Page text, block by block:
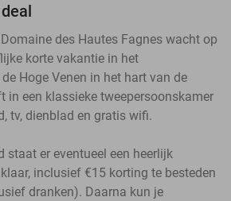
des Hautes Fagnes wacht op
korte vakantie in het
Hoge Venen in het hart van de
in een klassieke tweepersoonskamer
tv, dienblad en gratis wifi.
staat er eventueel een heerlijk
inclusief €15 korting te besteden
dranken). Daarna kun je